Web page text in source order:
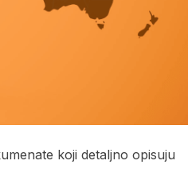
koji detaljno opisuju